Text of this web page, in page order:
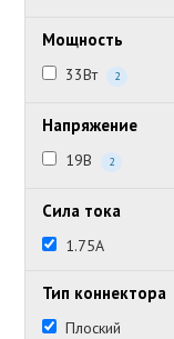
Мощность
33Вт 2
Напряжение
19В 2
Сила тока
1.75А
Тип коннектора
Плоский